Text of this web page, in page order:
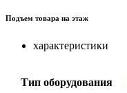
Подъем товара на этаж
характеристики
Тип оборудования